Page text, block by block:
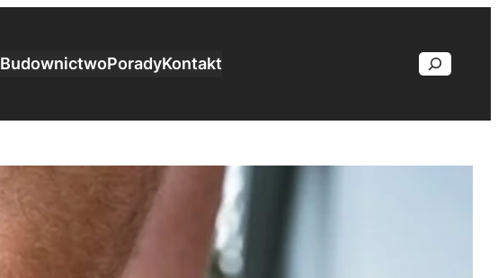
BudownictwoPoradyKontakt Search